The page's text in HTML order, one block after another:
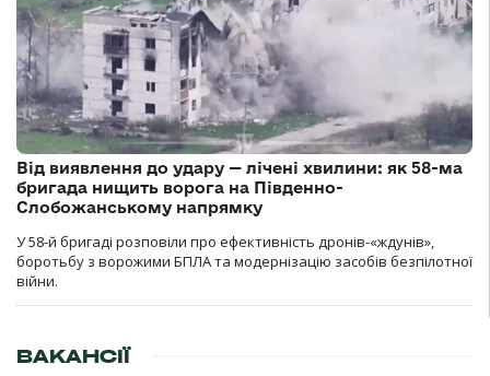
Від виявлення до удару — лічені хвилини: як 58-ма
бригада нищить ворога на Південно-
Слобожанському напрямку
У 58-й бригаді розповіли про ефективність дронів-«ждунів»,
боротьбу з ворожими БПЛА та модернізацію засобів безпілотної
війни.
ВАКАНСІЇ